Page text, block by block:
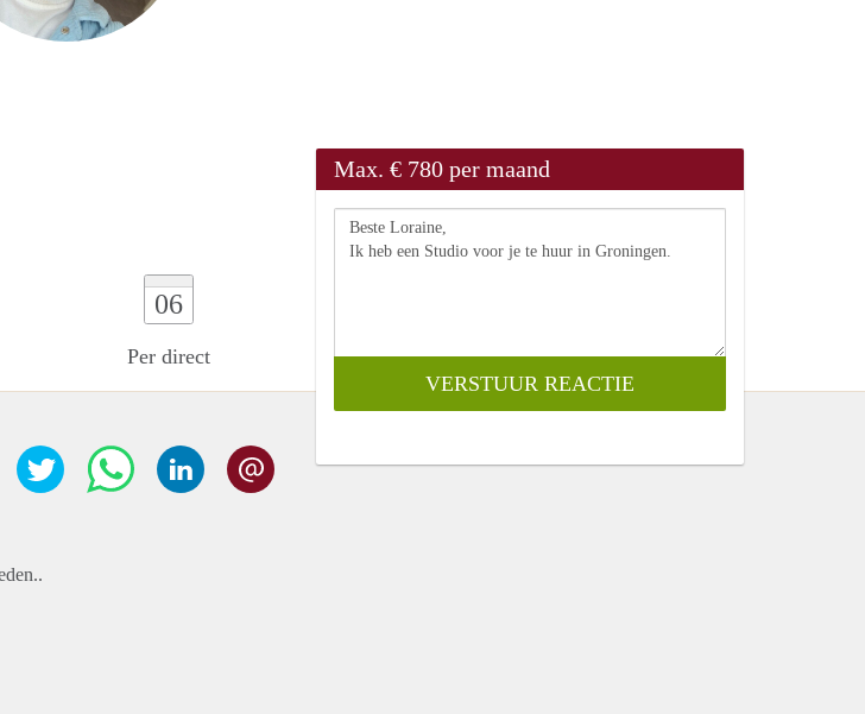
06
Per direct
Max. € 780 per maand